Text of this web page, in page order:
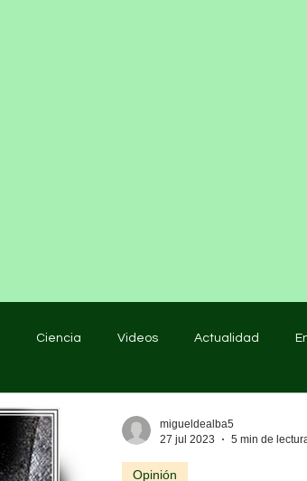
Ciencia Videos Actualidad
Opinión
migueldealba5
27 jul 2023
5 min de